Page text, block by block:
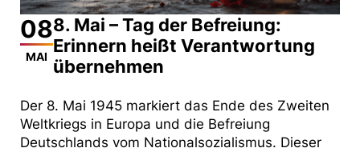
08
MAI
8. Mai – Tag der Befreiung:
Erinnern heißt Verantwortung
übernehmen
Der 8. Mai 1945 markiert das Ende des Zweiten
Weltkriegs in Europa und die Befreiung
Deutschlands vom Nationalsozialismus. Dieser